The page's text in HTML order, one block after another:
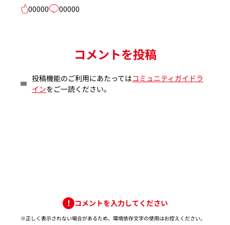
00000
00000
コメントを投稿
投稿機能のご利用にあたってはコミュニティガイドラ
インをご一読ください。
コメントを入力してください
※正しく表示されない場合があるため、環境依存文字の使用はお控えください。​